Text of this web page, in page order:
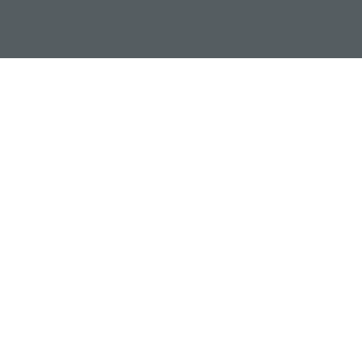
zusätzlichen Informationen gesondert